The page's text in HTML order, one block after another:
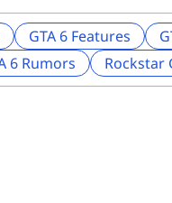
GTA 6 Features
6 Rumors Rockstar